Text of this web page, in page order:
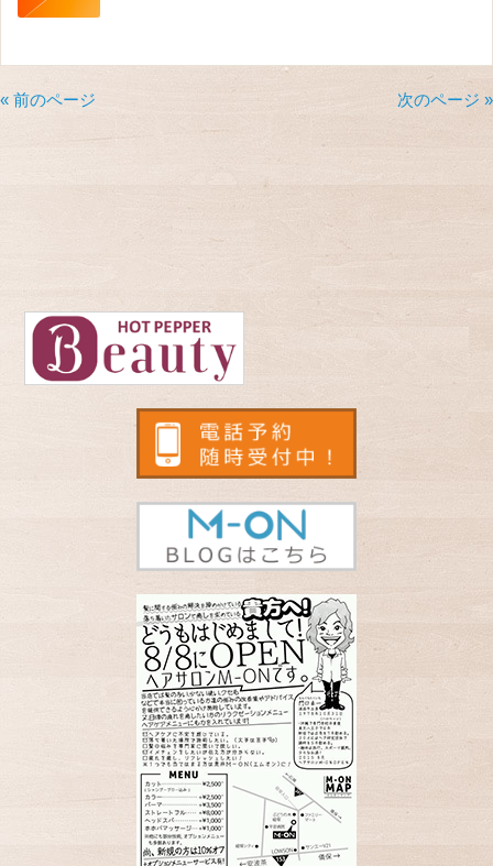
« 前のページ 次のページ »